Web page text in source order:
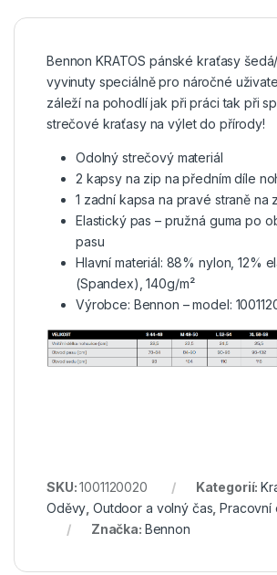
Bennon KRATOS pánské kraťasy
vyvinuty speciálně pro náročné
záleží na pohodlí jak při práci tak při
strečové kraťasy na výlet do přírody!
Odolný strečový materiál
2 kapsy na zip na předním díle
1 zadní kapsa na pravé straně na
Elastický pas – pružná guma po
pasu
Hlavní materiál: 88% nylon, 12%
(Spandex), 140g/m²
Výrobce: Bennon – model:
SKU:1001120020 Kategorií:
Oděvy ,Outdoor a volný čas ,Pracovní
Značka: Bennon